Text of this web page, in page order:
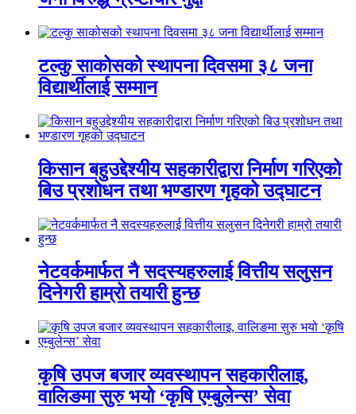
टल्कु साकोसको स्थापना दिवसमा ३८ जना
विद्यार्थीलाई सम्मान
किसान बहुउद्देश्यीय सहकारीद्वारा निर्माण गरिएको
बिउ प्रशोधन तथा भण्डारण गृहको उद्घाटन
नेटवर्कमार्फत नै सदस्यहरुलाई वित्तीय सलुसन
दिनेगरी हाम्रो तयारी हुन्छ
कृषि उपज बजार व्यवस्थापन सहकारीलाइ,
वालिङमा सुरु भयो ‘कृषि एम्बुलेन्स’ सेवा